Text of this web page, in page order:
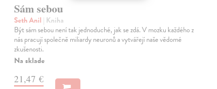
Sám sebou
Seth Anil | Kniha
Být sám sebou není tak jednoduché, jak se zdá. V mozku každého z
nás pracují společně miliardy neuronů a vytvářejí naše vědomé
zkušenosti.
Na sklade
21,47 €